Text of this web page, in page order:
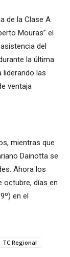
de la Clase A
Mouras” el
del
la última
liderando las
ventaja
mientras que
Dainotta se
Ahora los
octubre, días en
en el
TC Regional